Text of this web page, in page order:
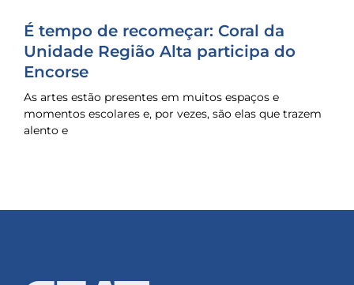
É tempo de recomeçar: Coral da
Unidade Região Alta participa do
Encorse
As artes estão presentes em muitos espaços e
momentos escolares e, por vezes, são elas que trazem
alento e